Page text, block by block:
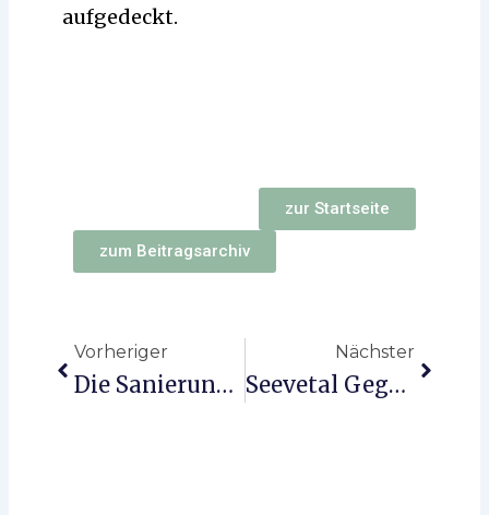
aufgedeckt.
zur Startseite
zum Beitragsarchiv
Vorheriger
Die Sanierung Des „Hundertjährigen” Startet Im Sommer
Nächster
Seevetal Gegen Deutsche Bahn AG.